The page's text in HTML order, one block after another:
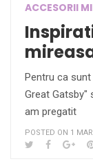
ACCESORII
Pentru ca
Great Gatsby"
am pregatit
POSTED ON 1